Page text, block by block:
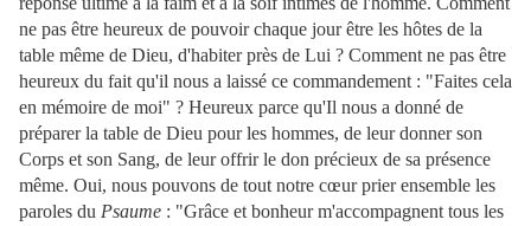
ne pas être heureux de pouvoir chaque jour être les hôtes de la
table même de Dieu, d'habiter près de Lui ? Comment ne pas être
heureux du fait qu'il nous a laissé ce commandement : "Faites cela
en mémoire de moi" ? Heureux parce qu'Il nous a donné de
préparer la table de Dieu pour les hommes, de leur donner son
Corps et son Sang, de leur offrir le don précieux de sa présence
même. Oui, nous pouvons de tout notre cœur prier ensemble les
paroles du Psaume : "Grâce et bonheur m'accompagnent tous les